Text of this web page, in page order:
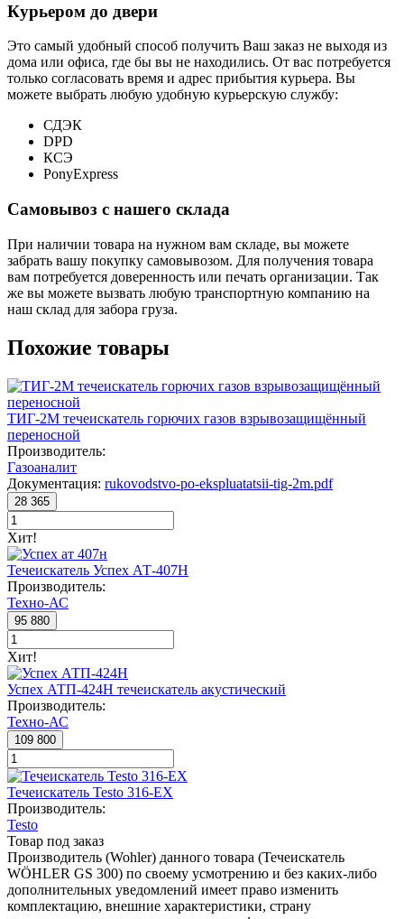
Курьером до двери
Это самый удобный способ получить Ваш заказ не выходя из
дома или офиса, где бы вы не находились. От вас потребуется
только согласовать время и адрес прибытия курьера. Вы
можете выбрать любую удобную курьерскую службу:
СДЭК
DPD
КСЭ
PonyExpress
Самовывоз с нашего склада
При наличии товара на нужном вам складе, вы можете
забрать вашу покупку самовывозом. Для получения товара
вам потребуется доверенность или печать организации. Так
же вы можете вызвать любую транспортную компанию на
наш склад для забора груза.
Похожие товары
ТИГ-2М течеискатель горючих газов взрывозащищённый
переносной
Производитель:
Газоаналит
Документация: rukovodstvo-po-ekspluatatsii-tig-2m.pdf
28 365
Хит!
Течеискатель Успех АТ-407Н
Производитель:
Техно-АС
95 880
Хит!
Успех АТП-424Н течеискатель акустический
Производитель:
Техно-АС
109 800
Течеискатель Testo 316-EX
Производитель:
Testo
Товар под заказ
Производитель (Wohler) данного товара (Течеискатель
WÖHLER GS 300) по своему усмотрению и без каких-либо
дополнительных уведомлений имеет право изменить
комплектацию, внешние характеристики, страну